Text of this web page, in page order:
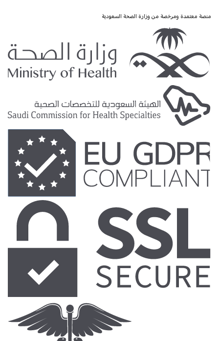
منصة معتمدة ومرخصة من وزارة الصحة السعودية